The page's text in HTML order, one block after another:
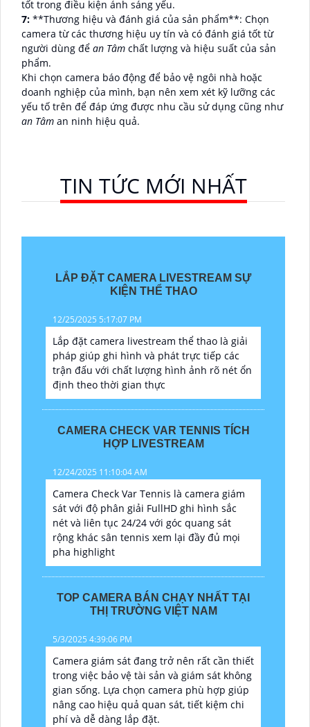
tốt trong điều kiện ánh sáng yếu.
7: **Thương hiệu và đánh giá của sản phẩm**: Chọn
camera từ các thương hiệu uy tín và có đánh giá tốt từ
người dùng để an Tâm chất lượng và hiệu suất của sản
phẩm.
Khi chọn camera báo động để bảo vệ ngôi nhà hoặc
doanh nghiệp của mình, bạn nên xem xét kỹ lưỡng các
yếu tố trên để đáp ứng được nhu cầu sử dụng cũng như
an Tâm an ninh hiệu quả.
TIN TỨC MỚI NHẤT
LẮP ĐẶT CAMERA LIVESTREAM SỰ
KIỆN THỂ THAO
12/25/2025 5:17:07 PM
Lắp đặt camera livestream thể thao là giải
pháp giúp ghi hình và phát trực tiếp các
trận đấu với chất lượng hình ảnh rõ nét ổn
định theo thời gian thực
CAMERA CHECK VAR TENNIS TÍCH
HỢP LIVESTREAM
12/24/2025 11:10:04 AM
Camera Check Var Tennis là camera giám
sát với độ phân giải FullHD ghi hình sắc
nét và liên tục 24/24 với góc quang sát
rộng khác sân tennis xem lại đầy đủ mọi
pha highlight
TOP CAMERA BÁN CHẠY NHẤT TẠI
THỊ TRƯỜNG VIỆT NAM
5/3/2025 4:39:06 PM
Camera giám sát đang trở nên rất cần thiết
trong việc bảo vệ tài sản và giám sát không
gian sống. Lựa chọn camera phù hợp giúp
nâng cao hiệu quả quan sát, tiết kiệm chi
phí và dễ dàng lắp đặt.